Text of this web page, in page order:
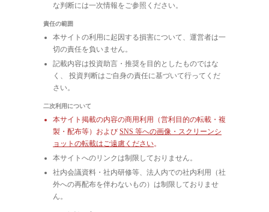
な判断には一次情報をご参照ください。
責任の範囲
本サイトの利用に起因する損害について、運営者は一
切の責任を負いません。
記載内容は投資助言・推奨を目的としたものではな
く、 投資判断はご自身の責任に基づいて行ってくだ
さい。
二次利用について
本サイト掲載の内容の商用利用（営利目的の転載・複
製・配布等）および SNS 等への画像・スクリーンシ
ョットの転載はご遠慮ください。
本サイトへのリンクは制限しておりません。
社内会議資料・社内研修等、法人内での社内利用（社
外への再配布を伴わないもの）は制限しておりませ
ん。